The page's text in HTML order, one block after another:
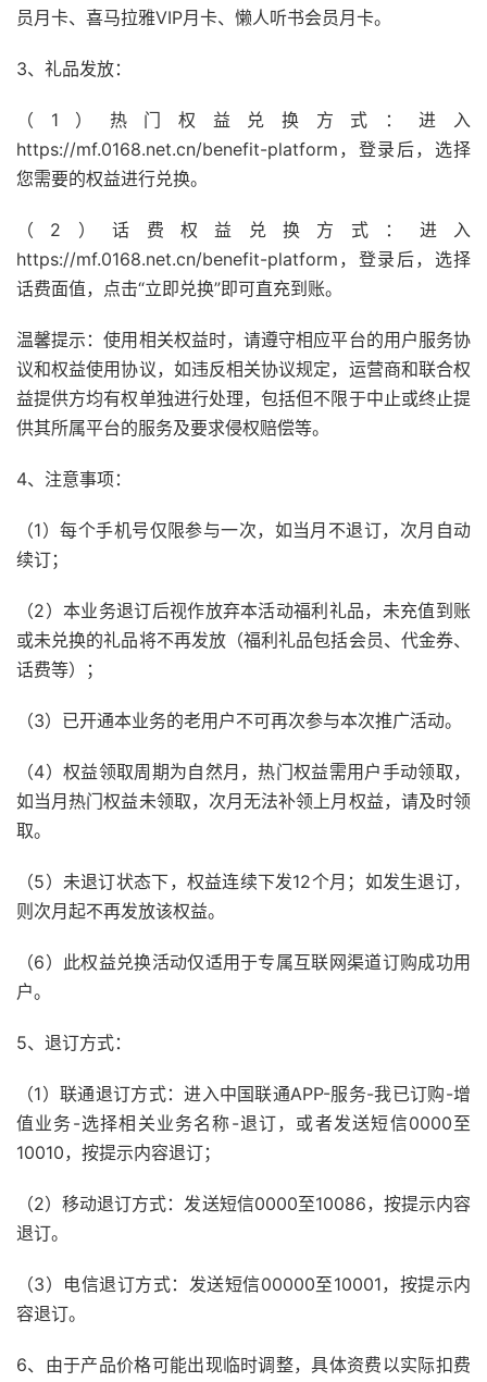
员月卡、喜马拉雅VIP月卡、懒人听书会员月卡。
3、礼品发放：
（1）热门权益兑换方式：进入
https://mf.0168.net.cn/benefit-platform，登录后，选择
您需要的权益进行兑换。
（2）话费权益兑换方式：进入
https://mf.0168.net.cn/benefit-platform，登录后，选择
话费面值，点击“立即兑换”即可直充到账。
温馨提示：使用相关权益时，请遵守相应平台的用户服务协
议和权益使用协议，如违反相关协议规定，运营商和联合权
益提供方均有权单独进行处理，包括但不限于中止或终止提
供其所属平台的服务及要求侵权赔偿等。
4、注意事项：
（1）每个手机号仅限参与一次，如当月不退订，次月自动
续订；
（2）本业务退订后视作放弃本活动福利礼品，未充值到账
或未兑换的礼品将不再发放（福利礼品包括会员、代金券、
话费等）；
（3）已开通本业务的老用户不可再次参与本次推广活动。
（4）权益领取周期为自然月，热门权益需用户手动领取，
如当月热门权益未领取，次月无法补领上月权益，请及时领
取。
（5）未退订状态下，权益连续下发12个月；如发生退订，
则次月起不再发放该权益。
（6）此权益兑换活动仅适用于专属互联网渠道订购成功用
户。
5、退订方式：
（1）联通退订方式：进入中国联通APP-服务-我已订购-增
值业务-选择相关业务名称-退订，或者发送短信0000至
10010，按提示内容退订；
（2）移动退订方式：发送短信0000至10086，按提示内容
退订。
（3）电信退订方式：发送短信00000至10001，按提示内
容退订。
6、由于产品价格可能出现临时调整，具体资费以实际扣费